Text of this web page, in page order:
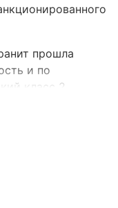
прошла
и по
класс 2
2017.
заполнен
ГОСТ Р 57384-
замки: